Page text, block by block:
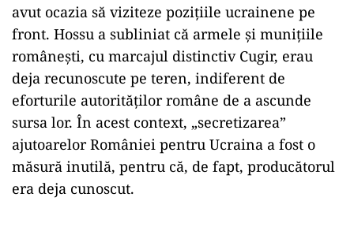
avut ocazia să viziteze pozițiile ucrainene pe
front. Hossu a subliniat că armele și munițiile
românești, cu marcajul distinctiv Cugir, erau
deja recunoscute pe teren, indiferent de
eforturile autorităților române de a ascunde
sursa lor. În acest context, „secretizarea”
ajutoarelor României pentru Ucraina a fost o
măsură inutilă, pentru că, de fapt, producătorul
era deja cunoscut.